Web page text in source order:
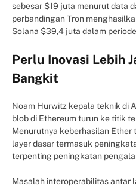
sebesar $19 juta menurut data
perbandingan Tron
Solana $39,4 juta dalam
Perlu Inovasi Lebih
Bangkit
Noam Hurwitz kepala teknik di
blob di Ethereum turun ke titik
Menurutnya keberhasilan
layer dasar termasuk
terpenting peningkatan
Masalah interoperabilitas antar